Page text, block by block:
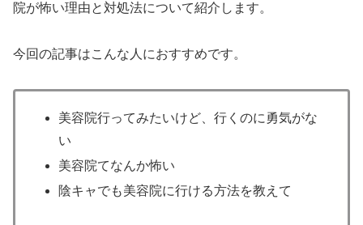
院が怖い理由と対処法について紹介します。
今回の記事はこんな人におすすめです。
美容院行ってみたいけど、行くのに勇気がな
い
美容院てなんか怖い
陰キャでも美容院に行ける方法を教えて